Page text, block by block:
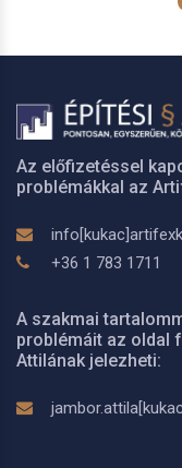
Az előfizetéssel
problémákkal az
+36 1 783 1711
A szakmai
problémáit az oldal
Attilának jelezheti: